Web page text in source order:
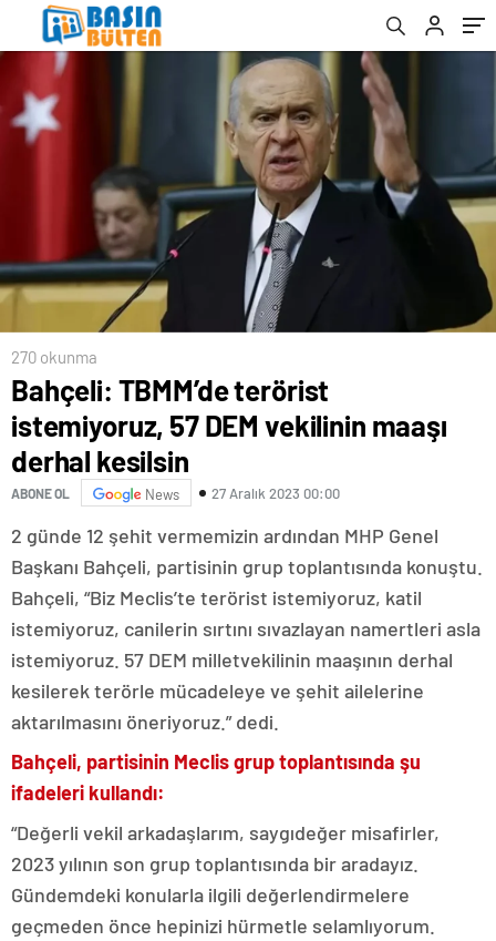
270 okunma
Bahçeli: TBMM’de terörist
istemiyoruz, 57 DEM vekilinin maaşı
derhal kesilsin
ABONE OL News 27 Aralık 2023 00:00
2 günde 12 şehit vermemizin ardından MHP Genel
Başkanı Bahçeli, partisinin grup toplantısında konuştu.
Bahçeli, “Biz Meclis’te terörist istemiyoruz, katil
istemiyoruz, canilerin sırtını sıvazlayan namertleri asla
istemiyoruz. 57 DEM milletvekilinin maaşının derhal
kesilerek terörle mücadeleye ve şehit ailelerine
aktarılmasını öneriyoruz.” dedi.
Bahçeli, partisinin Meclis grup toplantısında şu
ifadeleri kullandı:
“Değerli vekil arkadaşlarım, saygıdeğer misafirler,
2023 yılının son grup toplantısında bir aradayız.
Gündemdeki konularla ilgili değerlendirmelere
geçmeden önce hepinizi hürmetle selamlıyorum.